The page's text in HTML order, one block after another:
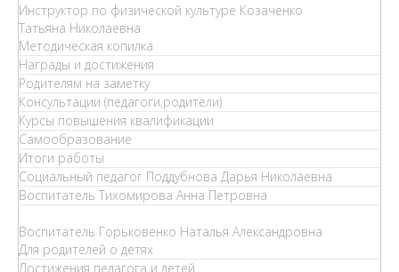
Инструктор по физической культуре Козаченко
Татьяна Николаевна
Методическая копилка
Награды и достижения
Родителям на заметку
Консультации (педагоги,родители)
Курсы повышения квалификации
Самообразование
Итоги работы
Социальный педагог Поддубнова Дарья Николаевна
Воспитатель Тихомирова Анна Петровна
Воспитатель Горьковенко Наталья Александровна
Для родителей о детях
Достижения педагога и детей